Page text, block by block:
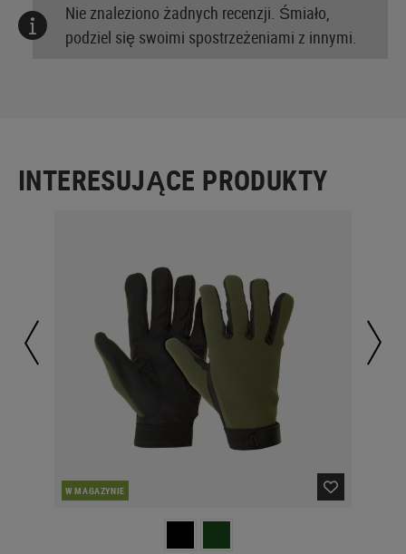
Nie znaleziono żadnych recenzji. Śmiało,
podziel się swoimi spostrzeżeniami z innymi.
INTERESUJĄCE PRODUKTY
W MAGAZYNIE